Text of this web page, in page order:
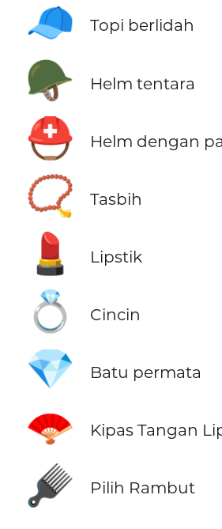
🧢 Topi berlidah
🪖 Helm tentara
⛑️ Helm dengan
📿 Tasbih
💄 Lipstik
💍 Cincin
💎 Batu permata
🪭 Kipas Tangan
🪮 Pilih Rambut